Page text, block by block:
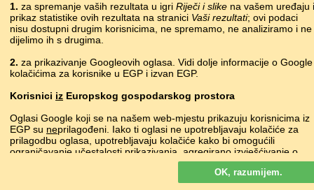
9
Montse
5
10
The 4
Igrajte »
islandski íslenska
zemlja Igrač
točke
Patricburton
155
148
1. za spremanje vaših rezultata u igri Riječi i slike na vašem uređaju i
prikaz statistike ovih rezultata na stranici Vaši rezultati; ovi podaci
nisu dostupni drugim korisnicima, ne spremamo, ne analiziramo i ne
dijelimo ih s drugima.
2. za prikazivanje Googleovih oglasa. Vidi dolje informacije o Google
kolačićima za korisnike u EGP i izvan EGP.
Korisnici iz Europskog gospodarskog prostora
Oglasi Google koji se na našem web-mjestu prikazuju korisnicima iz
EGP su neprilagođeni. Iako ti oglasi ne upotrebljavaju kolačiće za
prilagodbu oglasa, upotrebljavaju kolačiće kako bi omogućili
ograničavanje učestalosti prikazivanja, agregirano izvješćivanje o
oglasima i za borbu protiv prevara i zloupotrebe.
OK, razumijem.